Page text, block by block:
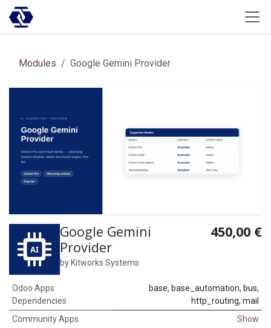
Skip to Content
Modules Google Gemini Provider
Google Gemini
Provider
by Kitworks Systems
450,00 €
Odoo Apps
Dependencies
base, base_automation, bus,
http_routing, mail
Community Apps
Show